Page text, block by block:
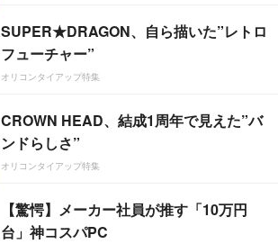
SUPER★DRAGON、自ら描いた”レトロ
フューチャー”
オリコンタイアップ特集
CROWN HEAD、結成1周年で見えた”バ
ンドらしさ”
オリコンタイアップ特集
【驚愕】メーカー社員が推す「10万円
台」神コスパPC